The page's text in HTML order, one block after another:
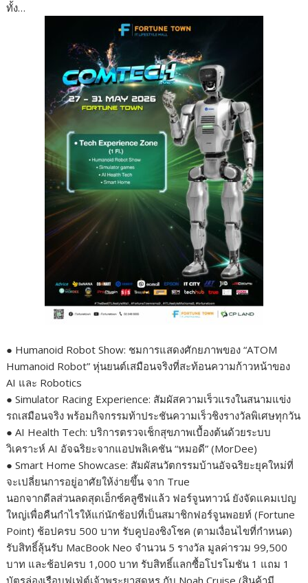
ทั้ง…
● Humanoid Robot Show: ชมการแสดงศักยภาพของ “ATOM
Humanoid Robot” หุ่นยนต์เสมือนจริงที่สะท้อนความก้าวหน้าของ
AI และ Robotics
● Simulator Racing Experience: สัมผัสความเร็วแรงในสนามแข่ง
รถเสมือนจริง พร้อมกิจกรรมท้าประชันความเร็วชิงรางวัลพิเศษทุกวัน
● AI Health Tech: บริการตรวจเช็กสุขภาพเบื้องต้นด้วยระบบ
วิเคราะห์ AI อัจฉริยะจากแอปพลิเคชัน “หมอดี” (MorDee)
● Smart Home Showcase: สัมผัสนวัตกรรมบ้านอัจฉริยะยุคใหม่ที่
จะเปลี่ยนการอยู่อาศัยให้ง่ายขึ้น จาก True
นอกจากดีลส่วนลดสุดเอ็กซ์คลูซีฟแล้ว ฟอร์จูนทาวน์ ยังจัดแคมเปญ
ใหญ่เพื่อคืนกำไรให้แก่นักช้อปที่เป็นสมาชิกฟอร์จูนพอยท์ (Fortune
Point) ช้อปครบ 500 บาท รับคูปองชิงโชค (ตามเงื่อนไขที่กำหนด)
รับสิทธิ์ลุ้นรับ MacBook Neo จำนวน 5 รางวัล มูลค่ารวม 99,500
บาท และช้อปครบ 1,000 บาท รับสิทธิ์แลกซื้อโปรโมชัน 1 แถม 1